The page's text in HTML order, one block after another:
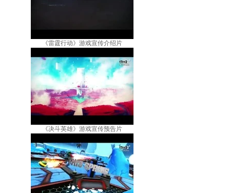
《雷霆行动》游戏宣传介绍片
《决斗英雄》游戏宣传预告片